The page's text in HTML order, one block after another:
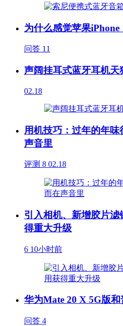
为什么感觉苹果iPhone
问答 11
声阔挂耳式蓝牙耳机天
02.18
用机技巧：过年的年
声音里
评测 8 02.18
引入相机、新增胶片滤
得重大升级
6 10小时前
华为Mate 20 X 5G版
问答 4